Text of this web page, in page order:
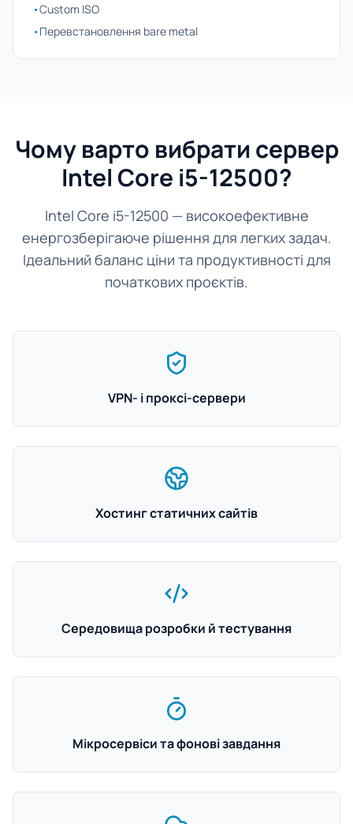
•Custom ISO
•Перевстановлення bare metal
Чому варто вибрати сервер
Intel Core i5-12500?
Intel Core i5-12500 — високоефективне
енергозберігаюче рішення для легких задач.
Ідеальний баланс ціни та продуктивності для
початкових проєктів.
VPN- і проксі-сервери
Хостинг статичних сайтів
Середовища розробки й тестування
Мікросервіси та фонові завдання